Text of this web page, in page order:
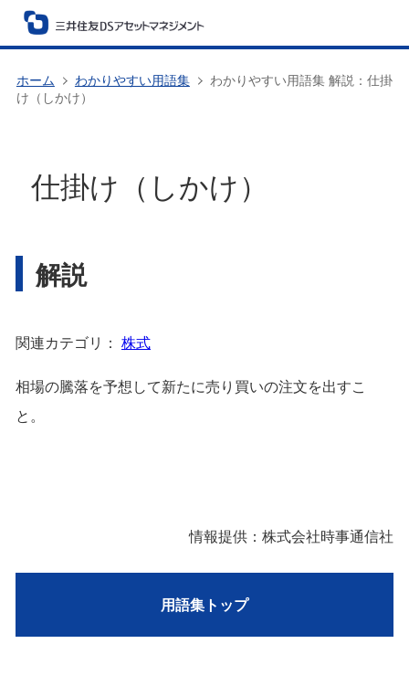
ホーム わかりやすい用語集
わかりやすい用語集 解説：仕掛
け（しかけ）
仕掛け（しかけ）
解説
関連カテゴリ： 株式
相場の騰落を予想して新たに売り買いの注文を出すこ
と。
情報提供：株式会社時事通信社
用語集トップ